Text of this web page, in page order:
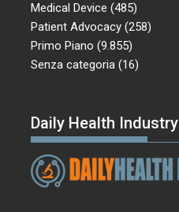
Medical Device (485)
Patient Advocacy (258)
Primo Piano (9.855)
Senza categoria (16)
Daily Health Industry